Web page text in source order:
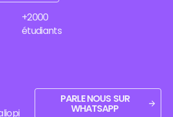
+2000
étudiants
Parle nous sur WhatsApp
PARLE NOUS SUR
WHATSAPP